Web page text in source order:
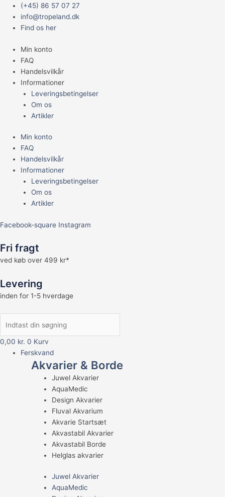
indholdet
(+45) 86 57 07 27
info@tropeland.dk
Find os her
Min konto
FAQ
Handelsvilkår
Informationer
Leveringsbetingelser
Om os
Artikler
Min konto
FAQ
Handelsvilkår
Informationer
Leveringsbetingelser
Om os
Artikler
Facebook-square Instagram
Fri fragt
ved køb over 499 kr*
Levering
inden for 1-5 hverdage
0,00 kr. 0 Kurv
Main
Menu
Ferskvand
Akvarier & Borde
Juwel Akvarier
AquaMedic
Design Akvarier
Fluval Akvarium
Akvarie Startsæt
Akvastabil Akvarier
Akvastabil Borde
Helglas akvarier
Juwel Akvarier
AquaMedic